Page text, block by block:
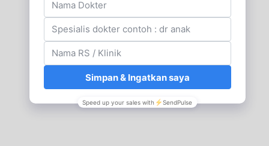
Sabtu, 29/08/2026
Jam 13:00 - 14:30
Senin, 31/08/2026
Jam 09:00 - 12:00
Selasa, 01/09/2026
Jam 17:00 - 20:00